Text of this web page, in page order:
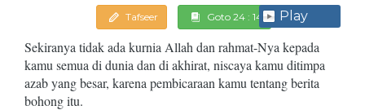
Tafseer Goto 24 : 14 Play
Sekiranya tidak ada kurnia Allah dan rahmat-Nya kepada
kamu semua di dunia dan di akhirat, niscaya kamu ditimpa
azab yang besar, karena pembicaraan kamu tentang berita
bohong itu.